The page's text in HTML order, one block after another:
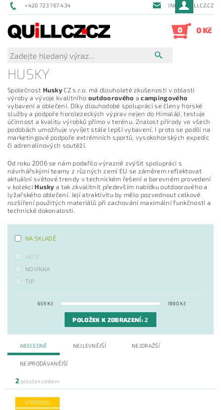
+420 723 767 434 INFO@QUILLCZ.CZ
0 0 Kč
HUSKY
Společnost HuskyCZ s.r.o. má dlouholeté zkušenosti v oblasti
výroby a vývoje kvalitního outdoorového acampingového
vybavení a oblečení. Díky dlouhodobé spolupráci se členy horské
služby a podpoře horolezeckých výprav nejen do Himalájí, testuje
účinnost a kvalitu výrobků přímo v terénu. Znalost přírody ve všech
podobách umožňuje vyvíjet stále lepší vybavení. I proto se podílí na
marketingové podpoře extrémních sportů, vysokohorských expedic
či adrenalinových soutěží.
Od roku 2006 se nám podařilo výrazně zvýšit spolupráci s
návrhářskými teamy z různých zemí EU se záměrem reflektovat
aktuální světové trendy v technickém řešení a barevném provedení
v kolekci Huskya tak zkvalitnit především nabídku outdoorového a
lyžařského oblečení. Její atraktivitu by mělo pozvednout celkové
rozšíření použitých materiálů při zachování maximální funkčnosti a
technické dokonalosti.
NA SKLADĚ
AKCE
NOVINKA
TIP
659 Kč 1890 Kč
POLOŽEK K ZOBRAZENÍ:2
ABECEDNĚ NEJLEVNĚJŠÍ NEJDRAŽŠÍ
NEJPRODÁVANĚJŠÍ
2 položek celkem
VÝPRODEJ